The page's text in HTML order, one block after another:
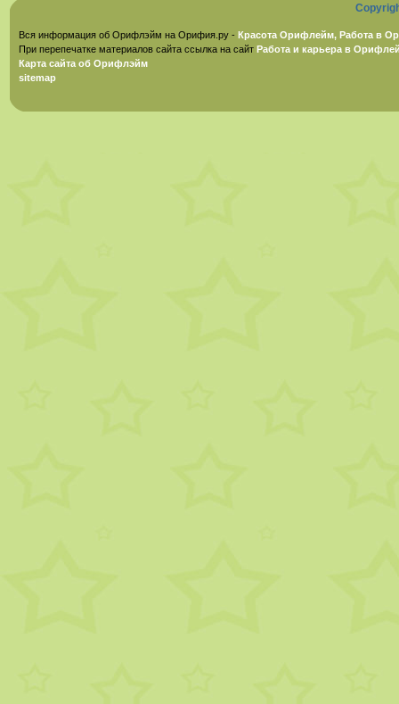
Вся информация об Орифлэйм на Орифия.ру - Красота Орифлейм, Работа в
При перепечатке материалов сайта ссылка на сайт Работа и карьера в
Карта сайта об Орифлэйм
sitemap